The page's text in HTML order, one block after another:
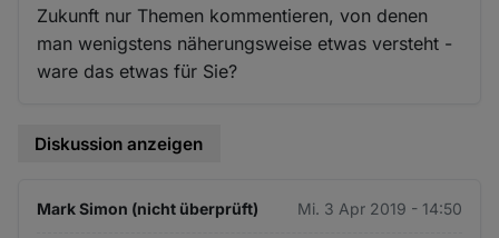
Zukunft nur Themen kommentieren, von denen
man wenigstens näherungsweise etwas versteht -
ware das etwas für Sie?
Diskussion anzeigen
Mark Simon (nicht überprüft) Mi. 3 Apr 2019 - 14:50